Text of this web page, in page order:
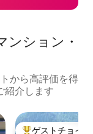
ンション・
から高評価を得
紹介します
ゲストチョイス